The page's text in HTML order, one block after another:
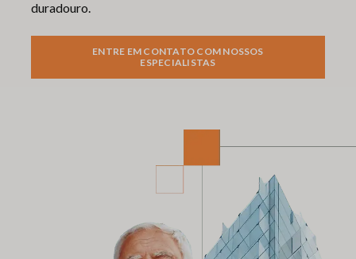
duradouro.
ENTRE EM CONTATO COM NOSSOS
ESPECIALISTAS